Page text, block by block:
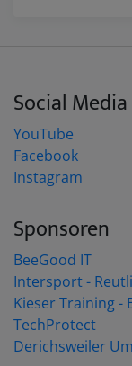
traten die
und drei
drei Gold-,
Social Media
YouTube
Facebook
Instagram
Sponsoren
BeeGood IT
Intersport -
Kieser Training -
TechProtect
Derichsweiler